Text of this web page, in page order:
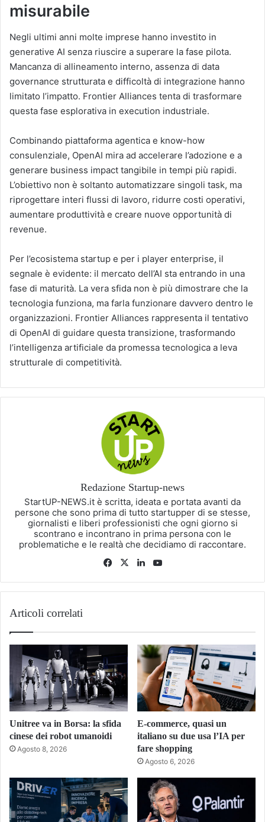
misurabile
Negli ultimi anni molte imprese hanno investito in
generative AI senza riuscire a superare la fase pilota.
Mancanza di allineamento interno, assenza di data
governance strutturata e difficoltà di integrazione hanno
limitato l’impatto. Frontier Alliances tenta di trasformare
questa fase esplorativa in execution industriale.
Combinando piattaforma agentica e know-how
consulenziale, OpenAI mira ad accelerare l’adozione e a
generare business impact tangibile in tempi più rapidi.
L’obiettivo non è soltanto automatizzare singoli task, ma
riprogettare interi flussi di lavoro, ridurre costi operativi,
aumentare produttività e creare nuove opportunità di
revenue.
Per l’ecosistema startup e per i player enterprise, il
segnale è evidente: il mercato dell’AI sta entrando in una
fase di maturità. La vera sfida non è più dimostrare che la
tecnologia funziona, ma farla funzionare davvero dentro le
organizzazioni. Frontier Alliances rappresenta il tentativo
di OpenAI di guidare questa transizione, trasformando
l’intelligenza artificiale da promessa tecnologica a leva
strutturale di competitività.
Redazione Startup-news
StartUP-NEWS.it è scritta, ideata e portata avanti da
persone che sono prima di tutto startupper di se stesse,
giornalisti e liberi professionisti che ogni giorno si
scontrano e incontrano in prima persona con le
problematiche e le realtà che decidiamo di raccontare.
Facebook
X LinkedIn
Articoli correlati
Unitree va in Borsa: la sfida
cinese dei robot umanoidi
Agosto 8, 2026
E-commerce, quasi un
italiano su due usa l’IA per
fare shopping
Agosto 6, 2026